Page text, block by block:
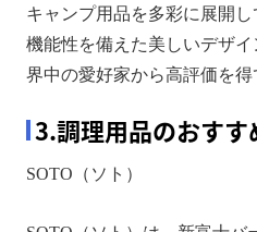
キャンプ用品を多彩に展開
機能性を備えた美しいデザ
界中の愛好家から高評価を得
3.調理用品のおす
SOTO（ソト）